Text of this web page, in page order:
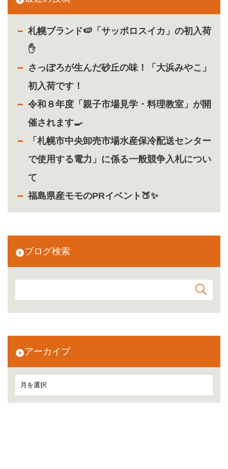
札幌ブランド🍉「サッポロスイカ」の初入荷
✋
さっぽろが生んだ砂丘の味！「大浜みやこ」
初入荷です！
令和８年度「親子市場見学・料理教室」が開
催されます🍳
「札幌市中央卸売市場水産保冷配送センター
で使用する電力」に係る一般競争入札につい
て
福島県産モモのPRイベント🍑✨
ブログ検索
アーカイブ